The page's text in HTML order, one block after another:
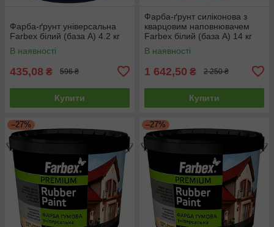
Фарба-ґрунт універсальна
Farbex білий (база А) 4.2 кг
В наявності
435,08 ₴ 596 ₴
Купити
Фарба-ґрунт силіконова з
кварцовим наповнювачем
Farbex білий (база А) 14 кг
В наявності
1 642,50 ₴ 2 250 ₴
Купити
–27% –27%